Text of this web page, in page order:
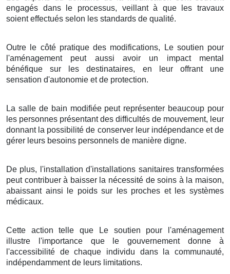
engagés dans le processus, veillant à que les travaux
soient effectués selon les standards de qualité.
Outre le côté pratique des modifications, Le soutien pour
l'aménagement peut aussi avoir un impact mental
bénéfique sur les destinataires, en leur offrant une
sensation d'autonomie et de protection.
La salle de bain modifiée peut représenter beaucoup pour
les personnes présentant des difficultés de mouvement, leur
donnant la possibilité de conserver leur indépendance et de
gérer leurs besoins personnels de manière digne.
De plus, l'installation d'installations sanitaires transformées
peut contribuer à baisser la nécessité de soins à la maison,
abaissant ainsi le poids sur les proches et les systèmes
médicaux.
Cette action telle que Le soutien pour l'aménagement
illustre l'importance que le gouvernement donne à
l'accessibilité de chaque individu dans la communauté,
indépendamment de leurs limitations.